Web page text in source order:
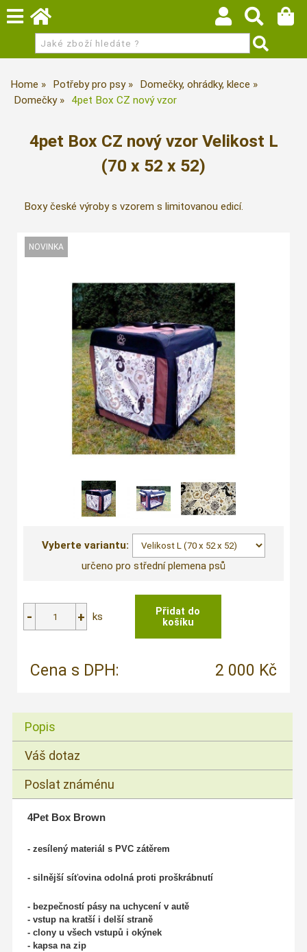
Home Potřeby pro psy
Domečky, ohrádky, klece
Domečky
4pet Box CZ nový vzor
4pet Box CZ nový vzor Velikost L
(70 x 52 x 52)
Boxy české výroby s vzorem s limitovanou edicí.
Vyberte variantu:
určeno pro střední plemena psů
ks
Cena s DPH: 2 000 Kč
Popis
Váš dotaz
Poslat známénu
4Pet Box Brown
- zesílený materiál s PVC zátěrem
- silnější síťovina odolná proti proškrábnutí
- bezpečností pásy na uchycení v autě
- vstup na kratší i delší straně
- clony u všech vstupů i okýnek
- kapsa na zip